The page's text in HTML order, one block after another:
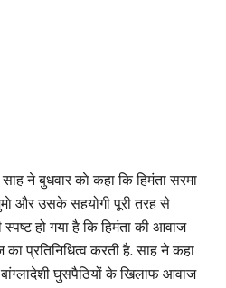
ने बुधवार काे कहा कि हिमंता सरमा
और उसके सहयोगी पूरी तरह से
हो गया है कि हिमंता की आवाज
प्रतिनिधित्व करती है. साह ने कहा
बांग्लादेशी घुसपैठियों के खिलाफ आवाज